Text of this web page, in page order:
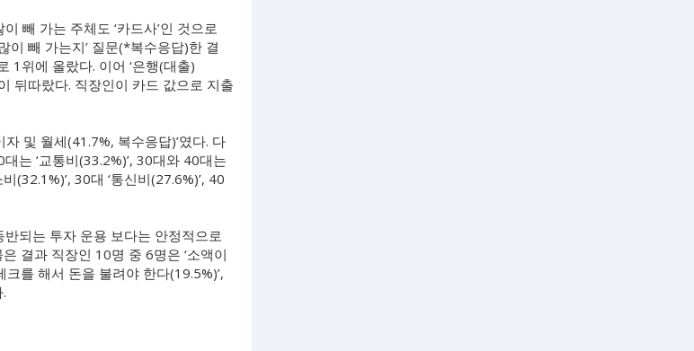
빼 가는 주체도 ‘카드사’인 것으로
이 빼 가는지’ 질문(*복수응답)한 결
1위에 올랐다. 이어 ‘은행(대출)
뒤따랐다. 직장인이 카드 값으로 지출
및 월세(41.7%, 복수응답)’였다. 다
는 ‘교통비(33.2%)’, 30대와 40대는
(32.1%)’, 30대 ‘통신비(27.6%)’, 40
되는 투자 운용 보다는 안정적으로
결과 직장인 10명 중 6명은 ‘소액이
를 해서 돈을 불려야 한다(19.5%)’,